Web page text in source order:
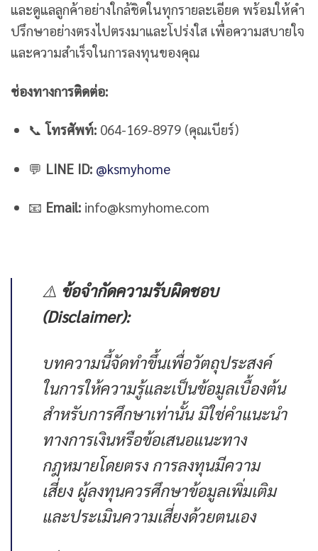
และดูแลลูกค้าอย่างใกล้ชิดในทุกรายละเอียด พร้อมให้คำ
ปรึกษาอย่างตรงไปตรงมาและโปร่งใส เพื่อความสบายใจ
และความสำเร็จในการลงทุนของคุณ
ช่องทางการติดต่อ:
📞โทรศัพท์:064-169-8979 (คุณเบียร์)
💬 LINE ID: @ksmyhome
📧 Email:info@ksmyhome.com
⚠️ ข้อจำกัดความรับผิดชอบ
(Disclaimer):
บทความนี้จัดทำขึ้นเพื่อวัตถุประสงค์
ในการให้ความรู้และเป็นข้อมูลเบื้องต้น
สำหรับการศึกษาเท่านั้น มิใช่คำแนะนำ
ทางการเงินหรือข้อเสนอแนะทาง
กฎหมายโดยตรง การลงทุนมีความ
เสี่ยง ผู้ลงทุนควรศึกษาข้อมูลเพิ่มเติม
และประเมินความเสี่ยงด้วยตนเอง